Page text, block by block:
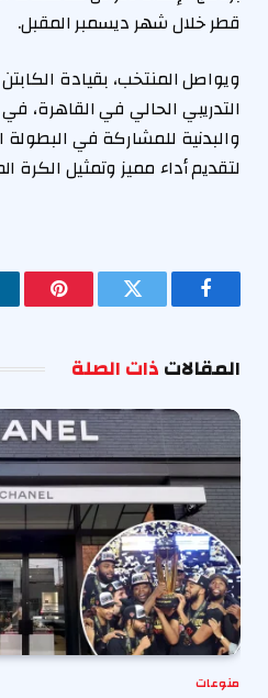
قطر خلال شهر ديسمبر المقبل.
ويواصل المنتخب، بقيادة
التدريبي الحالي في القاهرة،
والبدنية للمشاركة في البطولة
لتقديم أداء مميز وتمثيل الكرة
فيسبوك تويتر
المقالاتذات الصلة
منوعات